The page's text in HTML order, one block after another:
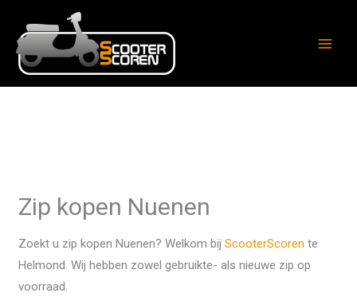
naar
inhoud
Zip kopen Nuenen
Zoekt u zip kopen Nuenen? Welkom bijScooterScoren te
Helmond. Wij hebben zowel gebruikte- als nieuwe zip op
voorraad.